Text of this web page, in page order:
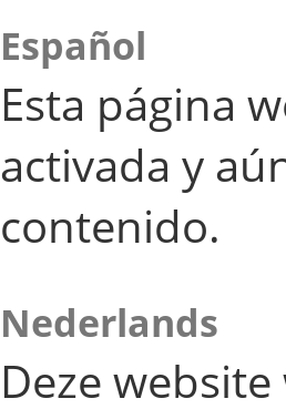
Español
Esta página
activada y
contenido.
Nederlands
Deze